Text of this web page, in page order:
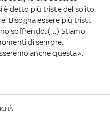
è detto più triste del solito:
Bisogna essere più tristi.
soffrendo. (...) Stiamo
di sempre.
anche questa».